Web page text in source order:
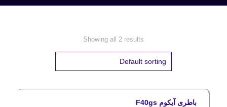
Showing all 2 results
باطری آیکوم F40gs